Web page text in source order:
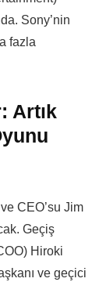
Sony’nin
fazla
Artık
CEO’su Jim
Geçiş
Hiroki
ve geçici